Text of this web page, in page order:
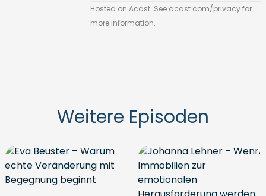
Hosted on Acast. See acast.com/privacyfor
more information.
Weitere Episoden